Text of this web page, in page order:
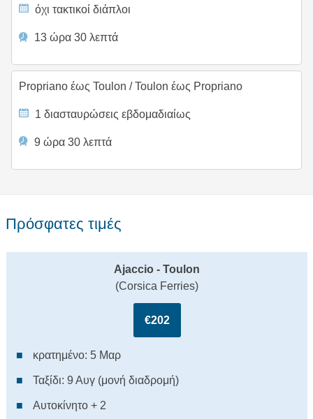
όχι τακτικοί διάπλοι
13 ώρα 30 λεπτά
Propriano έως Toulon /Toulon έως Propriano
1 διασταυρώσεις εβδομαδιαίως
9 ώρα 30 λεπτά
Πρόσφατες τιμές
Ajaccio - Toulon
(Corsica Ferries)
€202
κρατημένο: 5 Μαρ
Ταξίδι: 9 Αυγ (μονή διαδρομή)
Αυτοκίνητο + 2